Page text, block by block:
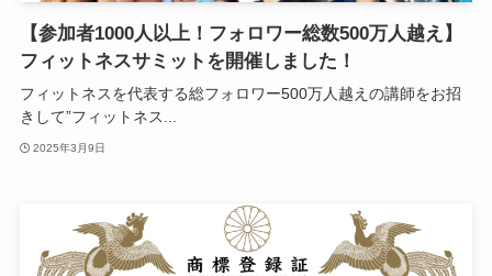
【参加者1000人以上！フォロワー総数500万人越え】
フィットネスサミットを開催しました！
フィットネスを代表する総フォロワー500万人越えの講師をお招
きして”フィットネス...
2025年3月9日